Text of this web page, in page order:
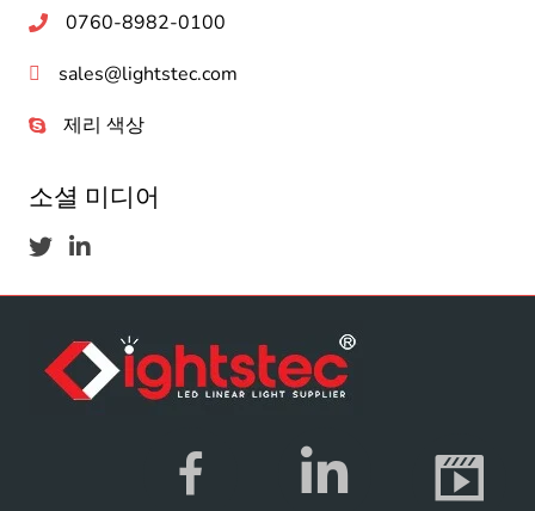
0760-8982-0100
sales@lightstec.com
제리 색상
소셜 미디어